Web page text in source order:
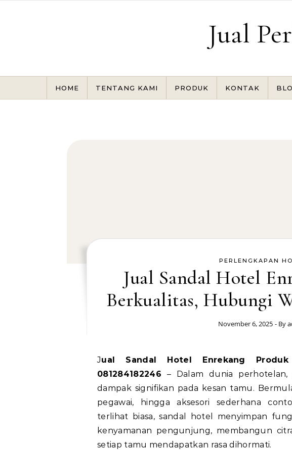
Jual
HOME TENTANG KAMI PRODUK KONTAK
PERLENGKAPAN
Jual Sandal Hotel
Berkualitas, Hubungi
November 6, 2025 - By
Jual Sandal Hotel Enrekang Produk Berkualitas, Hubungi WA
081284182246 – Dalam dunia
dampak signifikan pada kesan tamu.
pegawai, hingga aksesori sederhana
terlihat biasa, sandal hotel menyimpan
kenyamanan pengunjung, membangun
setiap tamu mendapatkan rasa dihormati.